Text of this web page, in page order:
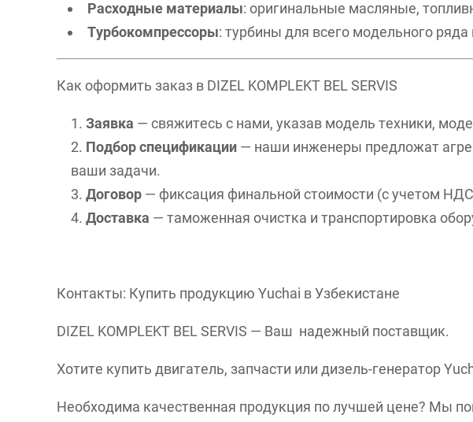
Расходные материалы: оригинальные масляные,
Турбокомпрессоры: турбины для всего модельного ряда
Как оформить заказ в DIZEL KOMPLEKT BEL SERVIS
Заявка — свяжитесь с нами, указав модель техники,
Подбор спецификации — наши инженеры предложат
ваши задачи.
Договор — фиксация финальной стоимости (с учетом
Доставка — таможенная очистка и транспортировка
Контакты: Купить продукцию Yuchai в Узбекистане
DIZEL KOMPLEKT BEL SERVIS — Ваш надежный поставщик.
Хотите купить двигатель, запчасти или дизель-генератор
Необходима качественная продукция по лучшей цене? Мы